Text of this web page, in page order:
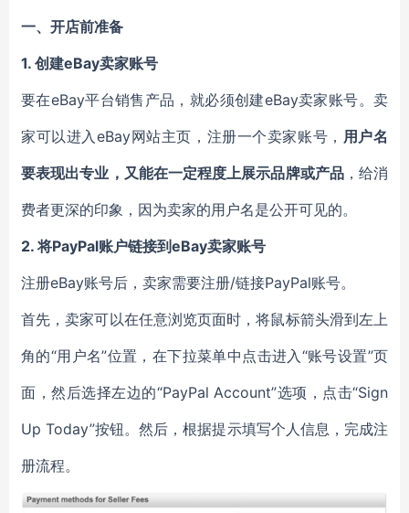
一、开店前准备
1. 创建eBay卖家账号
要在eBay平台销售产品，就必须创建eBay卖家账号。卖
家可以进入eBay网站主页，注册一个卖家账号， 用户名
要表现出专业，又能在一定程度上展示品牌或产品，给消
费者更深的印象，因为卖家的用户名是公开可见的。
2.将PayPal账户链接到eBay卖家账号
注册eBay账号后，卖家需要注册/链接PayPal账号。
首先，卖家可以在任意浏览页面时，将鼠标箭头滑到左上
角的“用户名”位置，在下拉菜单中点击进入“账号设置”页
面，然后选择左边的“PayPal Account”选项，点击“Sign
Up Today”按钮。然后，根据提示填写个人信息，完成注
册流程。